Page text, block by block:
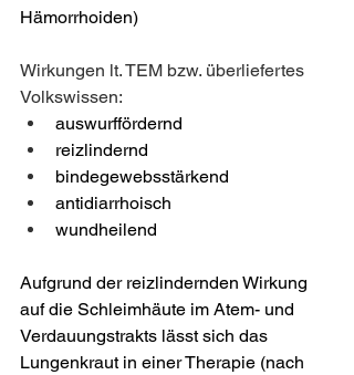
Hämorrhoiden)
Wirkungen lt. TEM bzw. überliefertes
Volkswissen:
auswurffördernd
reizlindernd
bindegewebsstärkend
antidiarrhoisch
wundheilend
Aufgrund der reizlindernden Wirkung
auf die Schleimhäute im Atem- und
Verdauungstrakts lässt sich das
Lungenkraut in einer Therapie (nach